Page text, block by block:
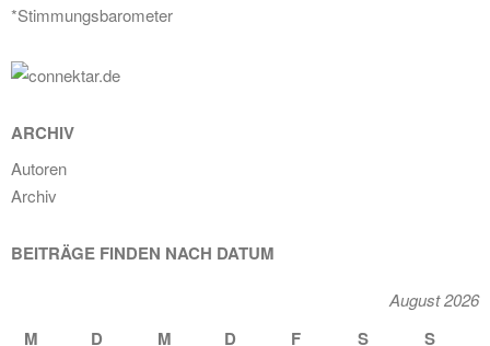
*Stimmungsbarometer
ARCHIV
Autoren
Archiv
BEITRÄGE FINDEN NACH DATUM
August 2026
M D M D F S S